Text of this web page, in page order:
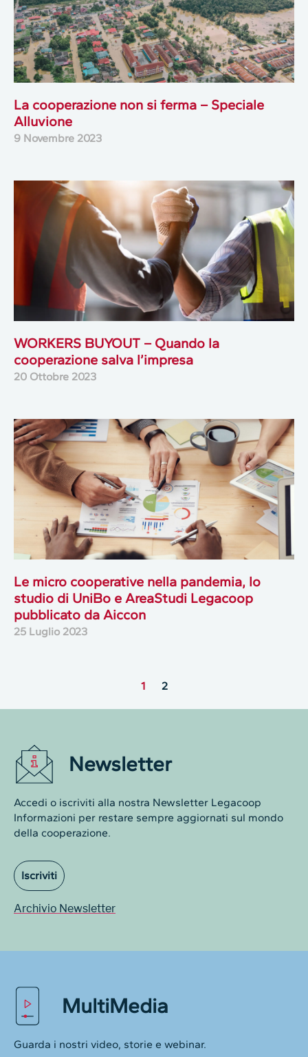
La cooperazione non si ferma – Speciale
Alluvione
9 Novembre 2023
WORKERS BUYOUT – Quando la
cooperazione salva l’impresa
20 Ottobre 2023
Le micro cooperative nella pandemia, lo
studio di UniBo e AreaStudi Legacoop
pubblicato da Aiccon
25 Luglio 2023
1 2
Newsletter
Accedi o iscriviti alla nostra Newsletter Legacoop
Informazioni per restare sempre aggiornati sul mondo
della cooperazione.
Iscriviti
Archivio Newsletter
MultiMedia
Guarda i nostri video, storie e webinar.